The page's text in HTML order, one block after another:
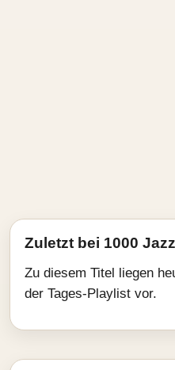
Zuletzt bei 1000
Zu diesem Titel liegen
der Tages-Playlist vor.